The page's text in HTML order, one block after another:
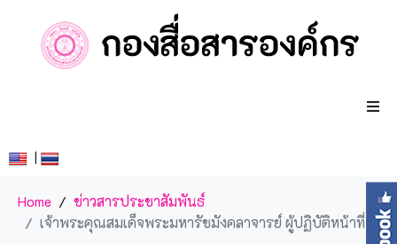
|
Home
ข่าวสารประชาสัมพันธ์
เจ้าพระคุณสมเด็จพระมหารัชมังคลาจารย์ ผู้ปฏิบัติหน้าที่สมเด็จพระสังฆราช มีบัญชาแต่งตั้งคณะเลขานุการผู้ปฏิบัติหน้าที่สมเด็จพระสังฆราช